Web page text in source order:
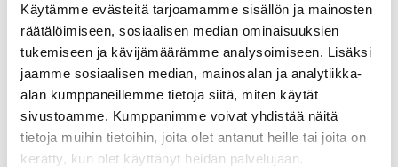
Käytämme evästeitä tarjoamamme sisällön ja mainosten
räätälöimiseen, sosiaalisen median ominaisuuksien
tukemiseen ja kävijämäärämme analysoimiseen. Lisäksi
jaamme sosiaalisen median, mainosalan ja analytiikka-
alan kumppaneillemme tietoja siitä, miten käytät
sivustoamme. Kumppanimme voivat yhdistää näitä
tietoja muihin tietoihin, joita olet antanut heille tai joita on
kerätty, kun olet käyttänyt heidän palvelujaan.
Jumalan Poika syntyi niukkaan valoon ja vähäiseen lämpöön. Silti
hän valaisee ja lämmittää meitä vuosi toisensa jälkeen ihmeellisellä
tavalla. Siellä, missä huomio kiinnittyy häneen, koetaan
turvallisuutta epävarmuuden ja pelonkin keskellä. Siellä nähdään,
että niin ihmisten kuin muiden luontokappaleiden elämä muodostaa
yhden kokonaisuuden. Jeesuksen tuoma joulun rauha saa sen
aikaan. Hän valaisee sisältä päin. Siksi seimen äärellä kaikki
lämmittävät toisiaan.
Suokoon Jumalan Poika valoa ja lämpöä sinun jouluusi.